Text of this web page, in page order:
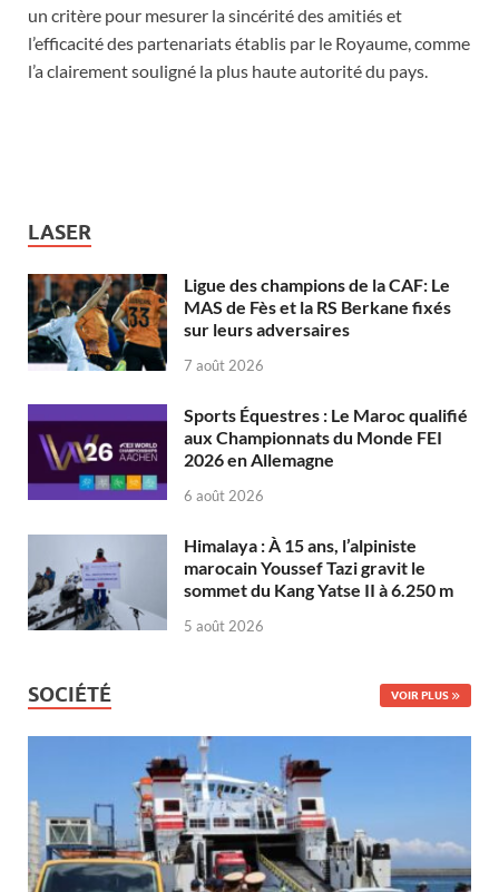
un critère pour mesurer la sincérité des amitiés et
l’efficacité des partenariats établis par le Royaume, comme
l’a clairement souligné la plus haute autorité du pays.
LASER
Ligue des champions de la CAF: Le
MAS de Fès et la RS Berkane fixés
sur leurs adversaires
7 août 2026
Sports Équestres : Le Maroc qualifié
aux Championnats du Monde FEI
2026 en Allemagne
6 août 2026
Himalaya : À 15 ans, l’alpiniste
marocain Youssef Tazi gravit le
sommet du Kang Yatse II à 6.250 m
5 août 2026
SOCIÉTÉ VOIR PLUS